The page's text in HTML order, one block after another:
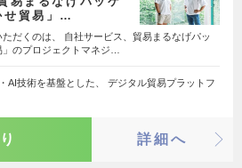
せ貿易」…
だくのは、 自社サービス、貿易まるなげパッ
のプロジェクトマネジ…
AI技術を基盤とした、 デジタル貿易プラットフ
詳細へ